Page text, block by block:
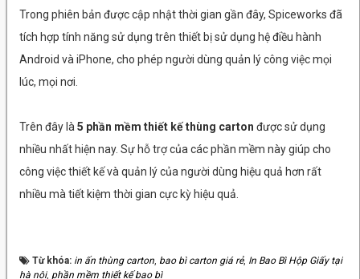
Trong phiên bản được cập nhật thời gian gần đây, Spiceworks đã
tích hợp tính năng sử dụng trên thiết bị sử dụng hệ điều hành
Android và iPhone, cho phép người dùng quản lý công việc mọi
lúc, mọi nơi.
Trên đây là5 phần mềm thiết kế thùng carton được sử dụng
nhiều nhất hiện nay. Sự hỗ trợ của các phần mềm này giúp cho
công việc thiết kế và quản lý của người dùng hiệu quả hơn rất
nhiều mà tiết kiệm thời gian cực kỳ hiệu quả.
Từ khóa: in ấn thùng carton, bao bì carton giá rẻ, In Bao Bì Hộp Giấy tại
hà nội, phần mềm thiết kế bao bì